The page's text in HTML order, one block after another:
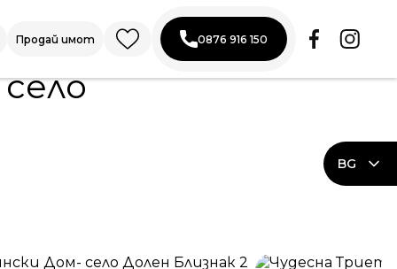
Продай имот 0876 916 150
BG